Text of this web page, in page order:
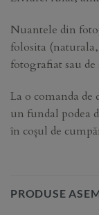
Nuantele din
folosita
fotografiat sau
La o comanda
un fundal podea
în coșul de
PRODUSE